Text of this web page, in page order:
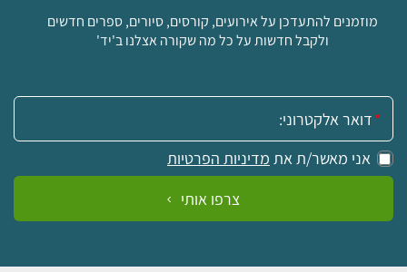
מוזמנים להתעדכן על אירועים, קורסים, סיורים, ספרים חדשים
ולקבל חדשות על כל מה שקורה אצלנו ב'יד'
אימייל:
אני מאשר/ת את מדיניות הפרטיות
צרפו אותי